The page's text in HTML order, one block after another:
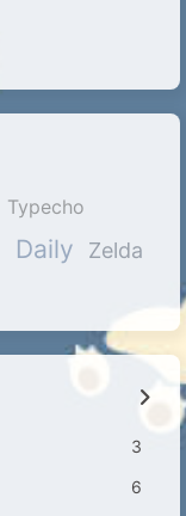
Typecho
Daily Zelda
3
6